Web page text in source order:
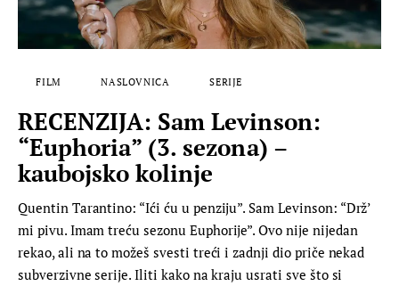
MUSIC BOX
FILM NASLOVNICA SERIJE
RECENZIJA: Sam Levinson:
“Euphoria” (3. sezona) –
kaubojsko kolinje
Quentin Tarantino: “Ići ću u penziju”. Sam Levinson: “Drž’
mi pivu. Imam treću sezonu Euphorije”. Ovo nije nijedan
rekao, ali na to možeš svesti treći i zadnji dio priče nekad
subverzivne serije. Iliti kako na kraju usrati sve što si